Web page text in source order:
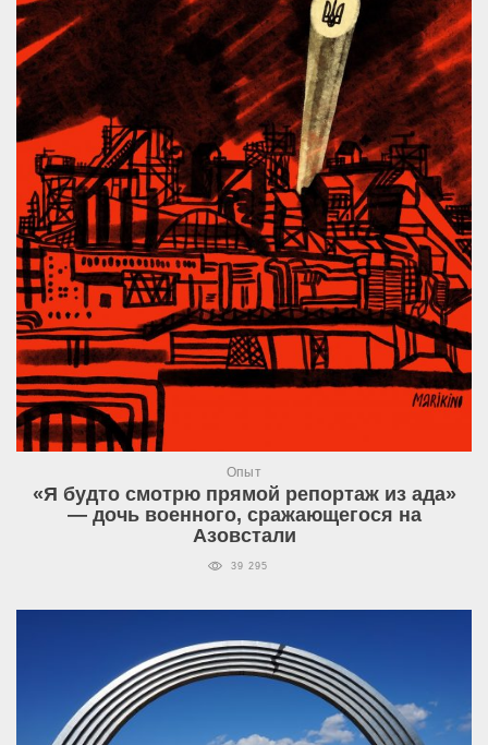
Опыт
«Я будто смотрю прямой репортаж из ада»
— дочь военного, сражающегося на
Азовстали
39 295